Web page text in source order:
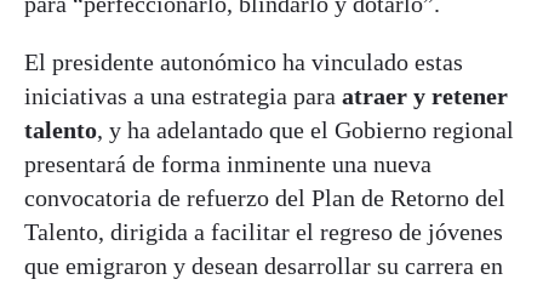
El presidente autonómico ha vinculado estas
iniciativas a una estrategia para atraer y retener
talento, y ha adelantado que el Gobierno regional
presentará de forma inminente una nueva
convocatoria de refuerzo del Plan de Retorno del
Talento, dirigida a facilitar el regreso de jóvenes
que emigraron y desean desarrollar su carrera en